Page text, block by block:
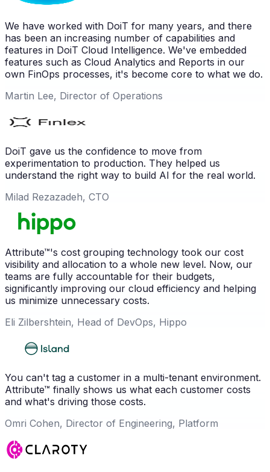
We have worked with DoiT for many years, and there
has been an increasing number of capabilities and
features in DoiT Cloud Intelligence. We've embedded
features such as Cloud Analytics and Reports in our
own FinOps processes, it's become core to what we do.
Martin Lee, Director of Operations
DoiT gave us the confidence to move from
experimentation to production. They helped us
understand the right way to build AI for the real world.
Milad Rezazadeh, CTO
Attribute™'s cost grouping technology took our cost
visibility and allocation to a whole new level. Now, our
teams are fully accountable for their budgets,
significantly improving our cloud efficiency and helping
us minimize unnecessary costs.
Eli Zilbershtein, Head of DevOps, Hippo
You can't tag a customer in a multi-tenant environment.
Attribute™ finally shows us what each customer costs
and what's driving those costs.
Omri Cohen, Director of Engineering, Platform